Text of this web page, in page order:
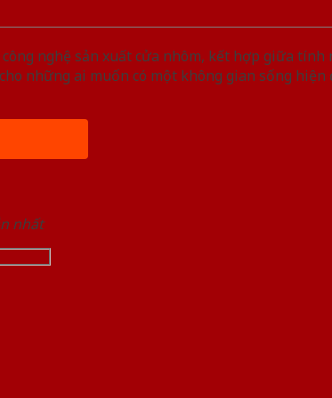
nghệ sản xuất cửa nhôm, kết hợp giữa tính
những ai muốn có một không gian sống
nhất